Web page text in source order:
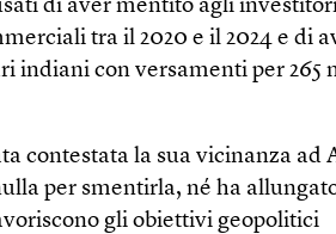
di aver mentito agli
tra il 2020 e il 2024 e di
indiani con versamenti per 265
contestata la sua vicinanza ad
per smentirla, né ha
gli obiettivi geopolitici